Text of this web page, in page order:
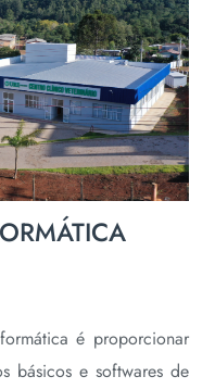
é proporcionar
básicos e softwares de